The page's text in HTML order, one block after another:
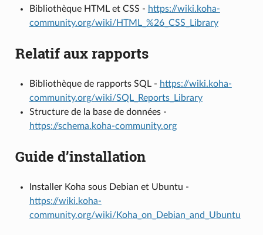
Bibliothèque HTML et CSS - https://wiki.koha-
community.org/wiki/HTML_%26_CSS_Library
Relatif aux rapports
Bibliothèque de rapports SQL - https://wiki.koha-
community.org/wiki/SQL_Reports_Library
Structure de la base de données -
https://schema.koha-community.org
Guide d’installation
Installer Koha sous Debian et Ubuntu -
https://wiki.koha-
community.org/wiki/Koha_on_Debian_and_Ubuntu